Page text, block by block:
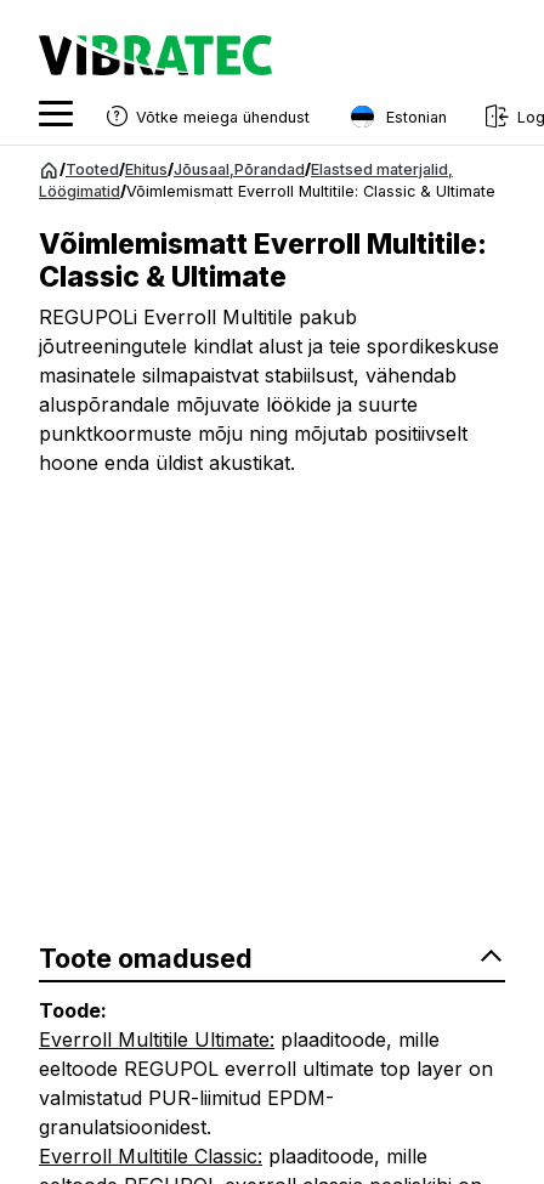
Hüppa
Võtke meiega ühendust Estonian
English
Swedish
Norwegian
Estonian
Finnish
Danish
/Tooted/Ehitus/Jõusaal Põrandad/Elastsed materjalid
Löögimatid/Võimlemismatt Everroll Multitile: Classic & Ultimate
Võimlemismatt Everroll Multitile:
Classic & Ultimate
REGUPOLi Everroll Multitile pakub
jõutreeningutele kindlat alust ja teie spordikeskuse
masinatele silmapaistvat stabiilsust, vähendab
aluspõrandale mõjuvate löökide ja suurte
punktkoormuste mõju ning mõjutab positiivselt
hoone enda üldist akustikat.
Toote omadused
Toode:
Everroll Multitile Ultimate: plaaditoode, mille
eeltoode REGUPOL everroll ultimate top layer on
valmistatud PUR-liimitud EPDM-
granulatsioonidest.
Everroll Multitile Classic: plaaditoode, mille